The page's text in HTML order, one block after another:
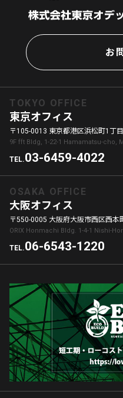
お
TOKYO OFFICE
東京オフィス
〒105-0013 東京都港区浜松町1丁
9F fft Bldg, 1-22-1 Hamamatsu-cho,
TEL.03-6459-4022
OSAKA OFFICE
大阪オフィス
〒550-0005 大阪府大阪市西区西本
ORIX Honmachi Bldg. 1-4-1 Nishi-
TEL.06-6543-1220